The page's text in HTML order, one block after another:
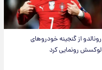
رونالدو از گنجینه خودروهای
لوکسش رونمایی کرد